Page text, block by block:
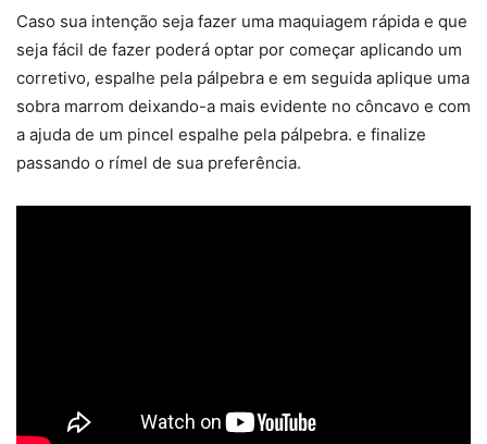
Caso sua intenção seja fazer uma maquiagem rápida e que
seja fácil de fazer poderá optar por começar aplicando um
corretivo, espalhe pela pálpebra e em seguida aplique uma
sobra marrom deixando-a mais evidente no côncavo e com
a ajuda de um pincel espalhe pela pálpebra. e finalize
passando o rímel de sua preferência.